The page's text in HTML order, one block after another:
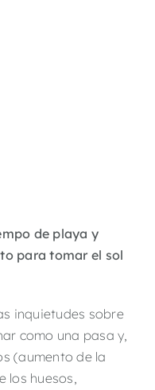
de playa y
para tomar el sol
inquietudes sobre
como una pasa y,
(aumento de la
huesos,